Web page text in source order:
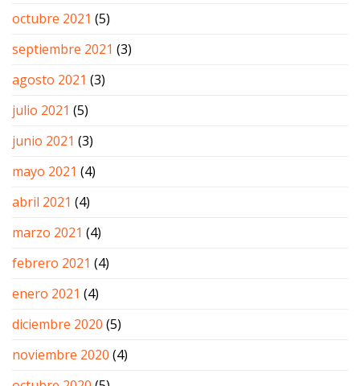
octubre 2021 (5)
septiembre 2021 (3)
agosto 2021 (3)
julio 2021 (5)
junio 2021 (3)
mayo 2021 (4)
abril 2021 (4)
marzo 2021 (4)
febrero 2021 (4)
enero 2021 (4)
diciembre 2020 (5)
noviembre 2020 (4)